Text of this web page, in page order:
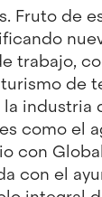
Fruto de
trabajo,
de
industria
como el
con
con el